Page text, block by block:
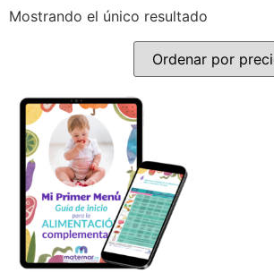
Mostrando el único resultado